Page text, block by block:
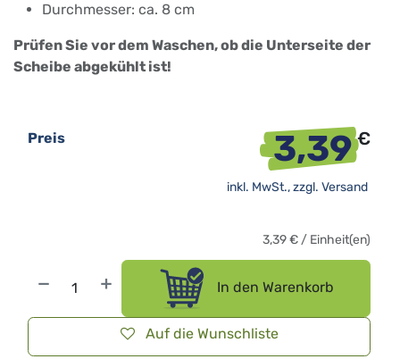
Durchmesser: ca. 8 cm
Prüfen Sie vor dem Waschen, ob die Unterseite der
Scheibe abgekühlt ist!
In den Warenkorb
Auf die Wunschliste
Preis 3,39€
inkl. MwSt., zzgl. Versand
3,39€ / Einheit(en)